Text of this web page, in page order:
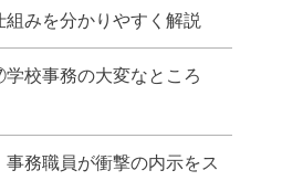
みを分かりやすく解説
校事務の大変なところ
事務職員が衝撃の内示をス